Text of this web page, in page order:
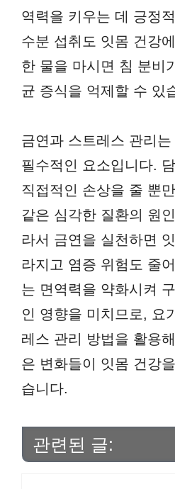
역력을 키우는 데 긍정
수분 섭취도 잇몸 건강
한 물을 마시면 침 분비
균 증식을 억제할 수 있
금연과 스트레스 관리
필수적인 요소입니다.
직접적인 손상을 줄 뿐
같은 심각한 질환의 원
라서 금연을 실천하면
라지고 염증 위험도 줄
는 면역력을 약화시켜
인 영향을 미치므로, 요
레스 관리 방법을 활용
은 변화들이 잇몸 건강
습니다.
관련된 글: